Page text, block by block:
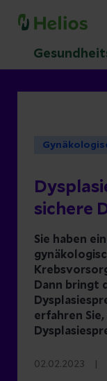
sichere
Sie haben
Dann bringt
erfahren
02.02.2023